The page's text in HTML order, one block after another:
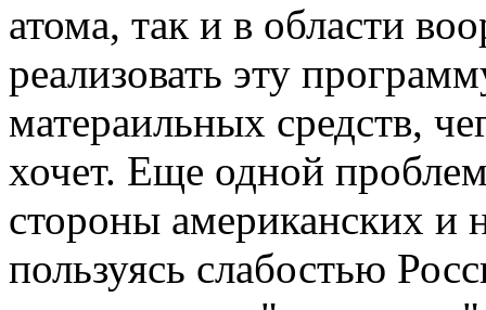
атома, так и в области
реализовать эту
матераильных средств,
хочет. Еще одной
стороны американских и
пользуясь слабостью